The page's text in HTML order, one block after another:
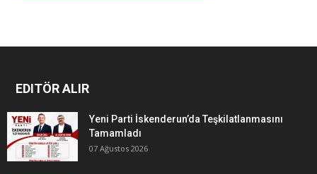
EDITÖR ALIR
Yeni Parti İskenderun’da Teşkilatlanmasını
Tamamladı
07 Ağustos 2026